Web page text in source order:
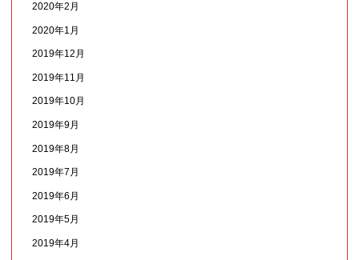
2020年2月
2020年1月
2019年12月
2019年11月
2019年10月
2019年9月
2019年8月
2019年7月
2019年6月
2019年5月
2019年4月